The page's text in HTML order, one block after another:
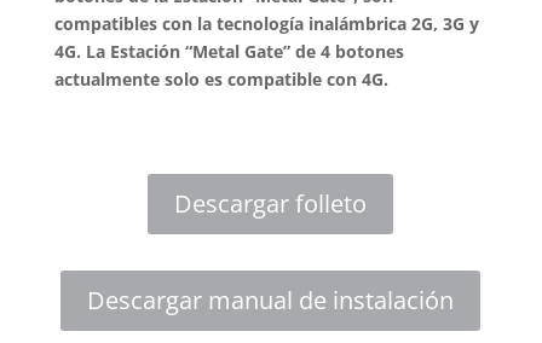
compatibles con la tecnología inalámbrica 2G, 3G y
4G. La Estación “Metal Gate” de 4 botones
actualmente solo es compatible con 4G.
Descargar folleto
Descargar manual de instalación